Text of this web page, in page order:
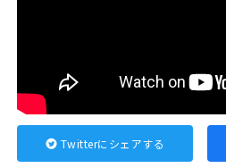
Twitterにシェアする